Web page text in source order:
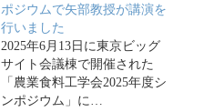
ポジウムで矢部教授が講演を
行いました
2025年6月13日に東京ビッグ
サイト会議棟で開催された
「農業食料工学会2025年度シ
ンポジウム」に…